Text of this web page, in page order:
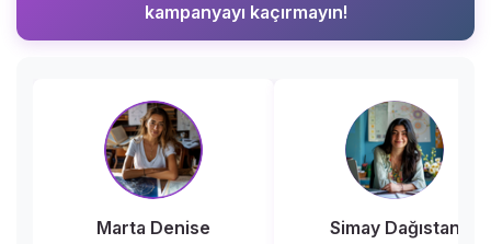
kampanyayı kaçırmayın!
Marta Denise Simay Dağıstan